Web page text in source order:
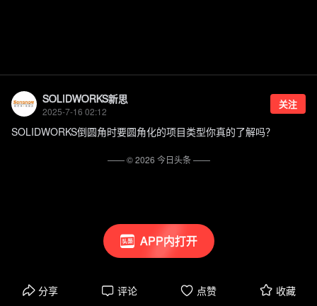
APP内打开
SOLIDWORKS新思
2025-7-16 02:12
关注
SOLIDWORKS倒圆角时要圆角化的项目类型你真的了解吗？
分享 评论 点赞 收藏
—— ©2026 今日头条——